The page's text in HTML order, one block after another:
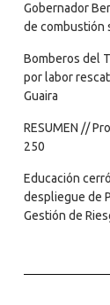
Gobernador
de combustión
Bomberos del
por labor
Guaira
RESUMEN //
250
Educación
despliegue de
Gestión de